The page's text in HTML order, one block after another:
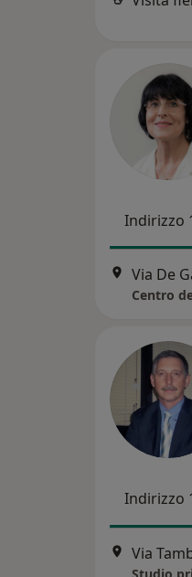
Indirizzo
Via De
Centro
Indirizzo
Via